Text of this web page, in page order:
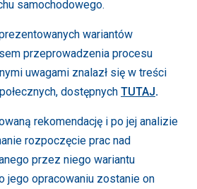
samochodowego.
wariantów
przeprowadzenia procesu
uwagami znalazł się w treści
dostępnych TUTAJ.
rekomendację i po jej analizie
rozpoczęcie prac nad
przez niego wariantu
jego opracowaniu zostanie on